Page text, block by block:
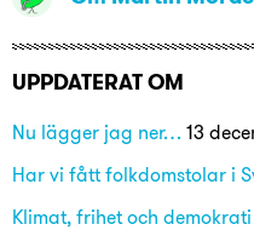
UPPDATERAT OM
Nu lägger jag ner… 13
Har vi fått folkdomstolar i
Klimat, frihet och demokrati